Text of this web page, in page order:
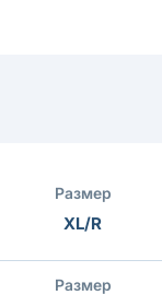
Размер
XL/R
Размер